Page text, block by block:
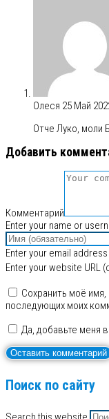
Олеся 25 Май
Отче Луко, моли
Добавить
Комментарий
Enter your name or
Enter your email
Enter your website URL
Сохранить моё
последующих моих
Да, добавьте меня
Поиск по сайту